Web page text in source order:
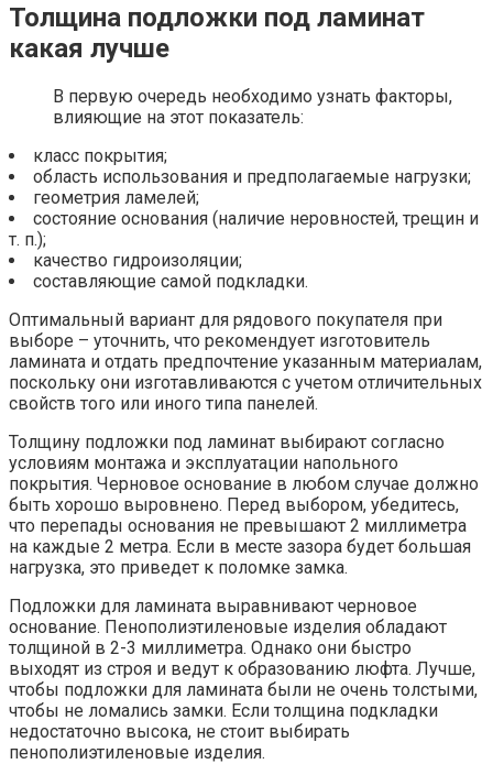
Толщина подложки под ламинат
какая лучше
В первую очередь необходимо узнать факторы,
влияющие на этот показатель:
класс покрытия;
область использования и предполагаемые нагрузки;
геометрия ламелей;
состояние основания (наличие неровностей, трещин и
т. п.);
качество гидроизоляции;
составляющие самой подкладки.
Оптимальный вариант для рядового покупателя при
выборе – уточнить, что рекомендует изготовитель
ламината и отдать предпочтение указанным материалам,
поскольку они изготавливаются с учетом отличительных
свойств того или иного типа панелей.
Толщину подложки под ламинат выбирают согласно
условиям монтажа и эксплуатации напольного
покрытия. Черновое основание в любом случае должно
быть хорошо выровнено. Перед выбором, убедитесь,
что перепады основания не превышают 2 миллиметра
на каждые 2 метра. Если в месте зазора будет большая
нагрузка, это приведет к поломке замка.
Подложки для ламината выравнивают черновое
основание. Пенополиэтиленовые изделия обладают
толщиной в 2-3 миллиметра. Однако они быстро
выходят из строя и ведут к образованию люфта. Лучше,
чтобы подложки для ламината были не очень толстыми,
чтобы не ломались замки. Если толщина подкладки
недостаточно высока, не стоит выбирать
пенополиэтиленовые изделия.